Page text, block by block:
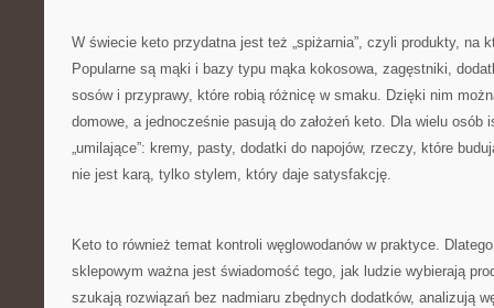
W świecie keto przydatna jest też „spiżarnia”, czyli produkty, na
Popularne są mąki i bazy typu mąka kokosowa, zagęstniki,
sosów i przyprawy, które robią różnicę w smaku. Dzięki nim
domowe, a jednocześnie pasują do założeń keto. Dla wielu osób
„umilające”: kremy, pasty, dodatki do napojów, rzeczy, które
nie jest karą, tylko stylem, który daje satysfakcję.
Keto to również temat kontroli węglowodanów w praktyce.
sklepowym ważna jest świadomość tego, jak ludzie wybierają
szukają rozwiązań bez nadmiaru zbędnych dodatków, analizują